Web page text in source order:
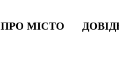
ПРО МІСТО